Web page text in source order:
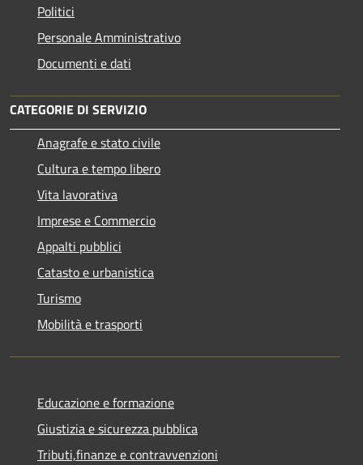
Politici
Personale Amministrativo
Documenti e dati
CATEGORIE DI SERVIZIO
Anagrafe e stato civile
Cultura e tempo libero
Vita lavorativa
Imprese e Commercio
Appalti pubblici
Catasto e urbanistica
Turismo
Mobilità e trasporti
Educazione e formazione
Giustizia e sicurezza pubblica
Tributi,finanze e contravvenzioni